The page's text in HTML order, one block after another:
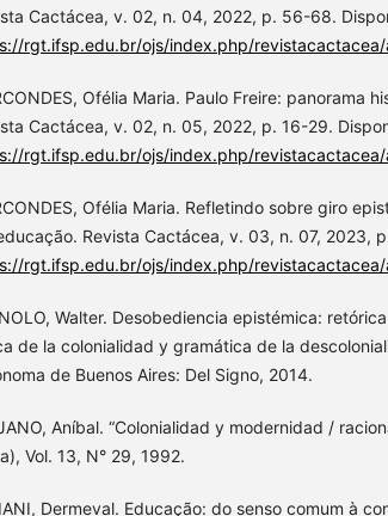
Cactácea, v. 02, n. 04, 2022, p. 56-68.
rgt.ifsp.edu.br/ojs/index.php/
Ofélia Maria. Paulo Freire: panorama
Cactácea, v. 02, n. 05, 2022, p. 16-29.
rgt.ifsp.edu.br/ojs/index.php/
Ofélia Maria. Refletindo sobre giro
Revista Cactácea, v. 03, n. 07, 2023,
rgt.ifsp.edu.br/ojs/index.php/revistacactacea/
Walter. Desobediencia epistémica:
de la colonialidad y gramática de la
de Buenos Aires: Del Signo, 2014.
Aníbal. “Colonialidad y modernidad /
Vol. 13, N° 29, 1992.
Dermeval. Educação: do senso comum à